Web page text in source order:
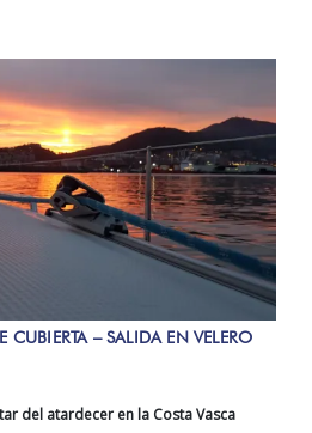
CUBIERTA – SALIDA EN VELERO
del atardecer en la Costa Vasca